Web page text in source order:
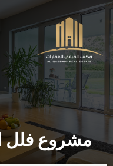
مشروع فلل